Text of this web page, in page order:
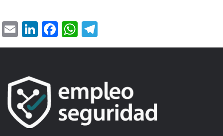
EmailLinkedIn
Facebook
WhatsApp